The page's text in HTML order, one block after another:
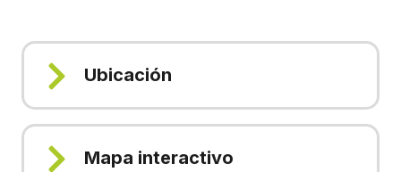
Ubicación
Mapa interactivo